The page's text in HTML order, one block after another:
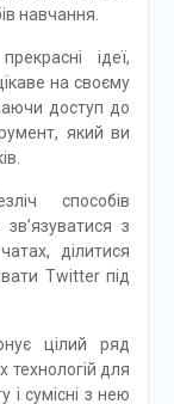
навчання.
ідеї,
на своєму
доступ до
який ви
способів
з
ділитися
Twitter під
цілий ряд
технологій для
і сумісні з нею